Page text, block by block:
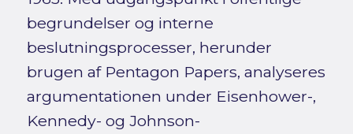
begrundelser og interne
beslutningsprocesser, herunder
brugen af Pentagon Papers, analyseres
argumentationen under Eisenhower-,
Kennedy- og Johnson-